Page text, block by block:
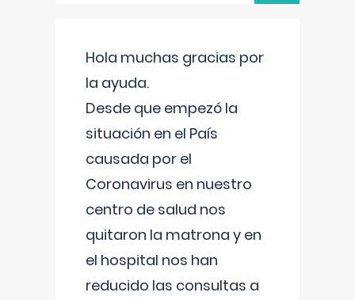
Hola muchas gracias por
la ayuda.
Desde que empezó la
situación en el País
causada por el
Coronavirus en nuestro
centro de salud nos
quitaron la matrona y en
el hospital nos han
reducido las consultas a